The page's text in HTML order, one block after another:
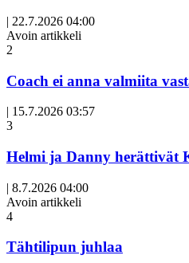
| 22.7.2026 04:00
Avoin artikkeli
2
Coach ei anna valmiita
| 15.7.2026 03:57
3
Helmi ja Danny herättivät
| 8.7.2026 04:00
Avoin artikkeli
4
Tähtilipun juhlaa